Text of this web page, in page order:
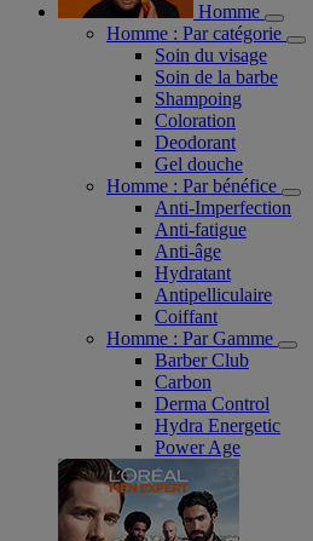
Homme
Homme : Par catégorie
Soin du visage
Soin de la barbe
Shampoing
Coloration
Deodorant
Gel douche
Homme : Par bénéfice
Anti-Imperfection
Anti-fatigue
Anti-âge
Hydratant
Antipelliculaire
Coiffant
Homme : Par Gamme
Barber Club
Carbon
Derma Control
Hydra Energetic
Power Age